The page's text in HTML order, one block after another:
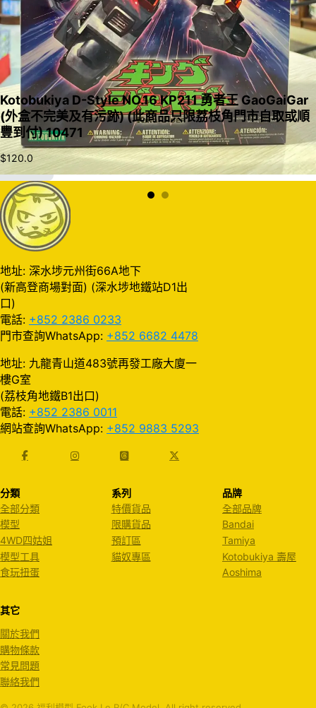
入購物車
Kotobukiya D-Style NO.16 KP211 勇者王 GaoGaiGar
(外盒不完美及有污跡) (此商品只限荔枝角門市自取或順
豐到付) 10471
$120.0
地址: 深水埗元州街66A地下
(新高登商場對面) (深水埗地鐵站D1出
口)
電話: +852 2386 0233
門市查詢WhatsApp: +852 6682 4478
地址: 九龍青山道483號再發工廠大廈一
樓G室
(荔枝角地鐵B1出口)
電話: +852 2386 0011
網站查詢WhatsApp: +852 9883 5293
分類
全部分類
模型
4WD四姑姐
模型工具
食玩扭蛋
系列
特價貨品
限購貨品
預訂區
貓奴專區
品牌
全部品牌
Bandai
Tamiya
Kotobukiya 壽屋
Aoshima
其它
關於我們
購物條款
常見問題
聯絡我們